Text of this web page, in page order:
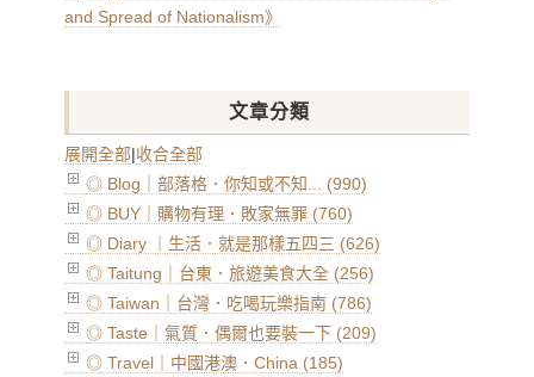
and Spread of Nationalism》
文章分類
展開全部|收合全部
◎ Blog｜部落格．你知或不知... (990)
◎ BUY｜購物有理．敗家無罪 (760)
◎ Diary ｜生活．就是那樣五四三 (626)
◎ Taitung｜台東．旅遊美食大全 (256)
◎ Taiwan｜台灣．吃喝玩樂指南 (786)
◎ Taste｜氣質．偶爾也要裝一下 (209)
◎ Travel｜中國港澳．China (185)